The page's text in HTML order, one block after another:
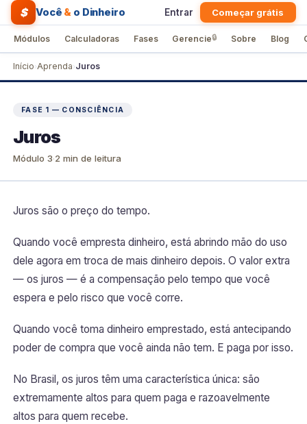
$ Você & o Dinheiro Entrar Começar grátis
Módulos Calculadoras Fases Gerencie🔒 Sobre Blog
Início›Aprenda›Juros
FASE 1 — CONSCIÊNCIA
Juros
Módulo3·2 min de leitura
Juros são o preço do tempo.
Quando você empresta dinheiro, está abrindo mão do uso
dele agora em troca de mais dinheiro depois. O valor extra
— os juros — é a compensação pelo tempo que você
espera e pelo risco que você corre.
Quando você toma dinheiro emprestado, está antecipando
poder de compra que você ainda não tem. E paga por isso.
No Brasil, os juros têm uma característica única: são
extremamente altos para quem paga e razoavelmente
altos para quem recebe.